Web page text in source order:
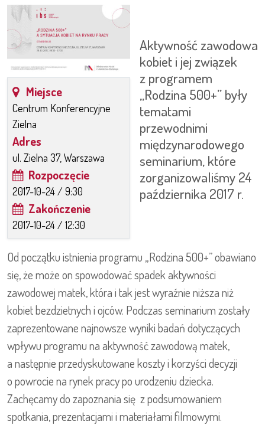
Miejsce
Centrum Konferencyjne
Zielna
Adres
ul. Zielna 37, Warszawa
Rozpoczęcie
2017-10-24 / 9:30
Zakończenie
2017-10-24 / 12:30
Aktywność zawodowa
kobiet i jej związek
z programem
„Rodzina 500+” były
tematami
przewodnimi
międzynarodowego
seminarium, które
zorganizowaliśmy 24
października 2017 r.
Od początku istnienia programu „Rodzina 500+” obawiano
się, że może on spowodować spadek aktywności
zawodowej matek, która i tak jest wyraźnie niższa niż
kobiet bezdzietnych i ojców. Podczas seminarium zostały
zaprezentowane najnowsze wyniki badań dotyczących
wpływu programu na aktywność zawodową matek,
a następnie przedyskutowane koszty i korzyści decyzji
o powrocie na rynek pracy po urodzeniu dziecka.
Zachęcamy do zapoznania się z podsumowaniem
spotkania, prezentacjami i materiałami filmowymi.